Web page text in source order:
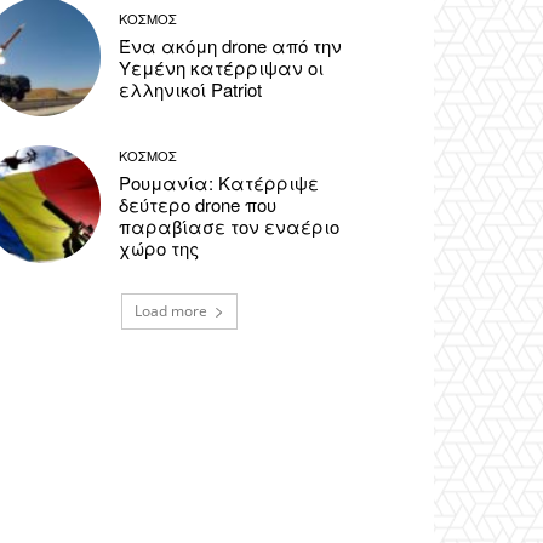
ΚΟΣΜΟΣ
Ένα ακόμη drone από την
Υεμένη κατέρριψαν οι
ελληνικοί Patriot
ΚΟΣΜΟΣ
Ρουμανία: Κατέρριψε
δεύτερο drone που
παραβίασε τον εναέριο
χώρο της
Load more